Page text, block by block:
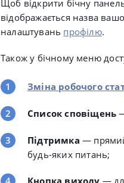
Щоб відкрити бічну
відображається назва
налаштувань профілю.
Також у бічному меню
Зміна робочого
Список сповіщень
Підтримка —
будь-яких питань;